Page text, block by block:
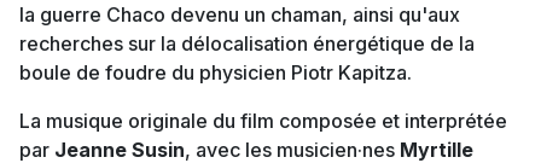
la guerre Chaco devenu un chaman, ainsi qu'aux
recherches sur la délocalisation énergétique de la
boule de foudre du physicien Piotr Kapitza.
La musique originale du film composée et interprétée
par Jeanne Susin, avec les musicien·nes Myrtille